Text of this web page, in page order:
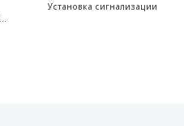
Установка сигнализации